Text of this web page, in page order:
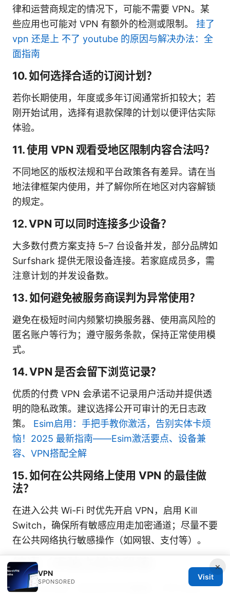
律和运营商规定的情况下，可能不需要 VPN。某
些应用也可能对 VPN 有额外的检测或限制。 挂了
vpn 还是上 不了 youtube 的原因与解决办法：全
面指南
10. 如何选择合适的订阅计划？
若你长期使用，年度或多年订阅通常折扣较大；若
刚开始试用，选择有退款保障的计划以便评估实际
体验。
11. 使用 VPN 观看受地区限制内容合法吗？
不同地区的版权法规和平台政策各有差异。请在当
地法律框架内使用，并了解你所在地区对内容解锁
的规定。
12. VPN 可以同时连接多少设备？
大多数付费方案支持 5–7 台设备并发，部分品牌如
Surfshark 提供无限设备连接。若家庭成员多，需
注意计划的并发设备数。
13. 如何避免被服务商误判为异常使用？
避免在极短时间内频繁切换服务器、使用高风险的
匿名账户等行为；遵守服务条款，保持正常使用模
式。
14. VPN 是否会留下浏览记录？
优质的付费 VPN 会承诺不记录用户活动并提供透
明的隐私政策。建议选择公开可审计的无日志政
策。 Esim启用：手把手教你激活，告别实体卡烦
恼！2025 最新指南——Esim激活要点、设备兼
容、VPN搭配全解
15. 如何在公共网络上使用 VPN 的最佳做
法？
在进入公共 Wi-Fi 时优先开启 VPN，启用 Kill
Switch，确保所有敏感应用走加密通道；尽量不要
在公共网络执行敏感操作（如网银、支付等）。
结语（无独立结论段落）
通过以上内容，你应该对手机翻墙、VPN 的选
×
VPN
SPONSORED
Visit